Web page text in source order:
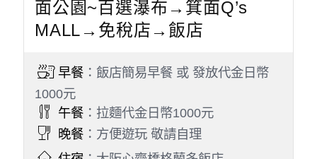
面公園~百選瀑布→箕面Q’s
MALL→免稅店→飯店
早餐：飯店簡易早餐 或 發放代金日幣
1000元
午餐：拉麵代金日幣1000元
晚餐：方便遊玩 敬請自理